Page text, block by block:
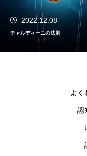
2022.12.08
チャルディーニの法則
よく
認